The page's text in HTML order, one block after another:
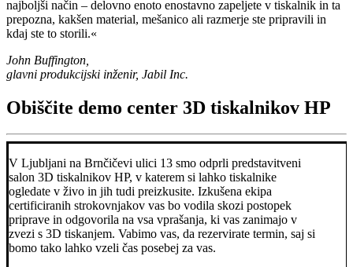
najboljši način – delovno enoto enostavno zapeljete v tiskalnik in ta
prepozna, kakšen material, mešanico ali razmerje ste pripravili in
kdaj ste to storili.«
John Buffington,
glavni produkcijski inženir, Jabil Inc.
Obiščite demo center 3D tiskalnikov HP
V Ljubljani na Brnčičevi ulici 13 smo odprli predstavitveni
salon 3D tiskalnikov HP, v katerem si lahko tiskalnike
ogledate v živo in jih tudi preizkusite. Izkušena ekipa
certificiranih strokovnjakov vas bo vodila skozi postopek
priprave in odgovorila na vsa vprašanja, ki vas zanimajo v
zvezi s 3D tiskanjem. Vabimo vas, da rezervirate termin, saj si
bomo tako lahko vzeli čas posebej za vas.